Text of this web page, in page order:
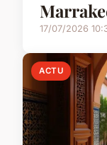
17/07/2026
ACTU